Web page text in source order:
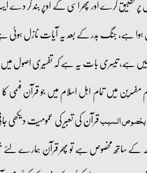
تطبیق کرے اور پھر اسی کے اوپر بند کر دے
ہوا ہے، جنگ بدر کے بعد یہ آیات نازل
ہے، تیسری بات یہ ہے کہ تفسیری اصول میں
میں تمام اہل اسلام میں جو قرآن
بخصوص السببقرآن کی تعبیر کی عمومیت
کے ساتھ مخصوص ہے تو پھر قرآن ہمارے